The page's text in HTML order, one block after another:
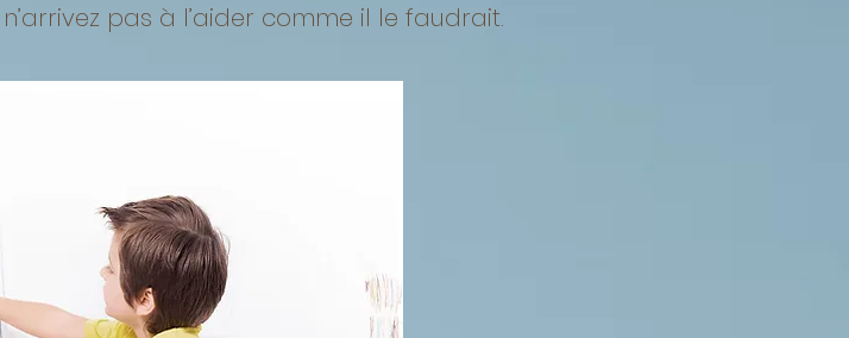
pas à l’aider comme il le faudrait.